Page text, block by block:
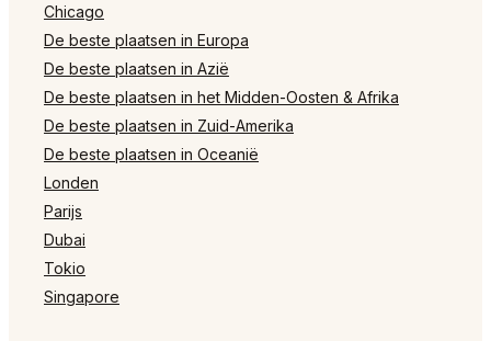
Chicago
De beste plaatsen in Europa
De beste plaatsen in Azië
De beste plaatsen in het Midden-Oosten & Afrika
De beste plaatsen in Zuid-Amerika
De beste plaatsen in Oceanië
Londen
Parijs
Dubai
Tokio
Singapore